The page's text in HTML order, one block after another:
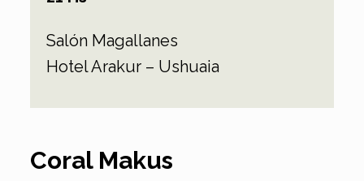
Salón Magallanes
Hotel Arakur – Ushuaia
Coral Makus